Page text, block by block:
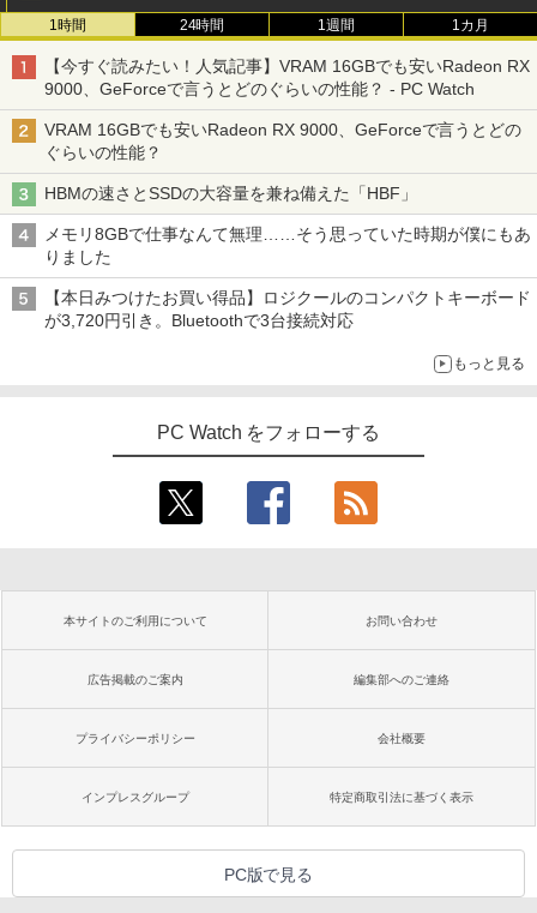
1時間 24時間 1週間 1カ月
【今すぐ読みたい！人気記事】VRAM 16GBでも安いRadeon RX
9000、GeForceで言うとどのぐらいの性能？ - PC Watch
VRAM 16GBでも安いRadeon RX 9000、GeForceで言うとどの
ぐらいの性能？
HBMの速さとSSDの大容量を兼ね備えた「HBF」
メモリ8GBで仕事なんて無理……そう思っていた時期が僕にもあ
りました
【本日みつけたお買い得品】ロジクールのコンパクトキーボード
が3,720円引き。Bluetoothで3台接続対応
もっと見る
PC Watch をフォローする
本サイトのご利用について お問い合わせ
広告掲載のご案内 編集部へのご連絡
プライバシーポリシー 会社概要
インプレスグループ 特定商取引法に基づく表示
PC版で見る